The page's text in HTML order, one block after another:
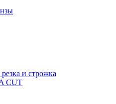
и строжка
CUT